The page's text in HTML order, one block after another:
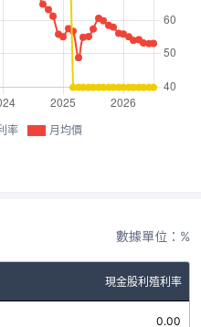
率 月均價
數據單位：%
現金股利殖利率
0.00